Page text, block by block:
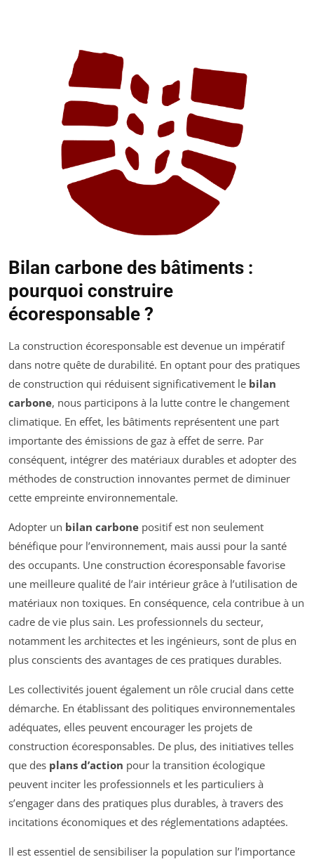
Bilan carbone des bâtiments :
pourquoi construire
écoresponsable ?
La construction écoresponsable est devenue un impératif
dans notre quête de durabilité. En optant pour des pratiques
de construction qui réduisent significativement le bilan
carbone, nous participons à la lutte contre le changement
climatique. En effet, les bâtiments représentent une part
importante des émissions de gaz à effet de serre. Par
conséquent, intégrer des matériaux durables et adopter des
méthodes de construction innovantes permet de diminuer
cette empreinte environnementale.
Adopter un bilan carbone positif est non seulement
bénéfique pour l’environnement, mais aussi pour la santé
des occupants. Une construction écoresponsable favorise
une meilleure qualité de l’air intérieur grâce à l’utilisation de
matériaux non toxiques. En conséquence, cela contribue à un
cadre de vie plus sain. Les professionnels du secteur,
notamment les architectes et les ingénieurs, sont de plus en
plus conscients des avantages de ces pratiques durables.
Les collectivités jouent également un rôle crucial dans cette
démarche. En établissant des politiques environnementales
adéquates, elles peuvent encourager les projets de
construction écoresponsables. De plus, des initiatives telles
que des plans d’action pour la transition écologique
peuvent inciter les professionnels et les particuliers à
s’engager dans des pratiques plus durables, à travers des
incitations économiques et des réglementations adaptées.
Il est essentiel de sensibiliser la population sur l’importance